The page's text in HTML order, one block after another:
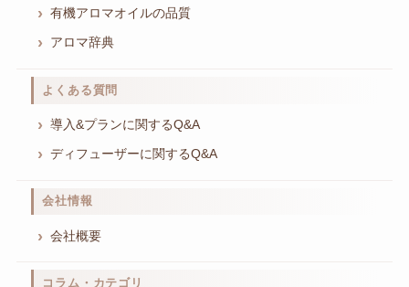
有機アロマオイルの品質
アロマ辞典
よくある質問
導入&プランに関するQ&A
ディフューザーに関するQ&A
会社情報
会社概要
コラム・カテゴリ